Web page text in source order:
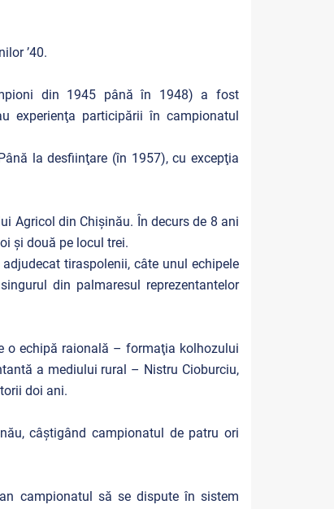
’40.
din 1945 până în 1948) a fost
experienţa participării în campionatul
la desfiinţare (în 1957), cu excepţia
Agricol din Chişinău. În decurs de 8 ani
şi două pe locul trei.
tiraspolenii, câte unul echipele
din palmaresul reprezentantelor
o echipă raională – formaţia kolhozului
a mediului rural – Nistru Cioburciu,
doi ani.
câştigând campionatul de patru ori
campionatul să se dispute în sistem